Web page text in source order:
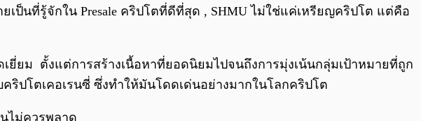
เป็นที่รู้จักใน Presale คริปโตที่ดีที่สุด , SHMU ไม่ใช่แค่เหรียญคริปโต แต่คือ
ยม ตั้งแต่การสร้างเนื้อหาที่ยอดนิยมไปจนถึงการมุ่งเน้นกลุ่มเป้าหมายที่ถูก
ริปโตเคอเรนซี่ ซึ่งทำให้มันโดดเด่นอย่างมากในโลกคริปโต
นไม่ควรพลาด